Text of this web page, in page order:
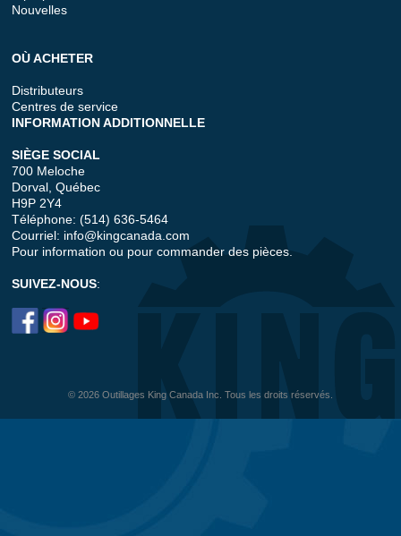
Nouvelles
OÙ ACHETER
Distributeurs
Centres de service
INFORMATION ADDITIONNELLE
SIÈGE SOCIAL
700 Meloche
Dorval, Québec
H9P 2Y4
Téléphone: (514) 636-5464
Courriel: info@kingcanada.com
Pour information ou pour commander des pièces.
SUIVEZ-NOUS:
© 2026 Outillages King Canada Inc. Tous les droits réservés.